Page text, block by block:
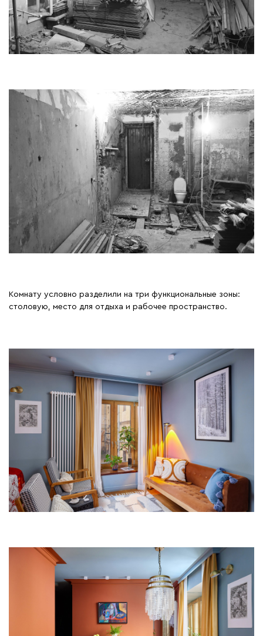
Комнату условно разделили на три функциональные зоны:
столовую, место для отдыха и рабочее пространство.